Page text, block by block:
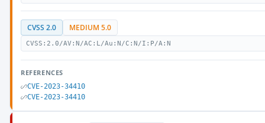
CVSS 2.0 MEDIUM 5.0
CVSS:2.0/AV:N/AC:L/Au:N/C:N/I:P/A:N
REFERENCES
CVE-2023-34410
CVE-2023-34410